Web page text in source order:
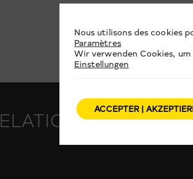
Nous utilisons des cookies
Paramètres
Wir verwenden Cookies,
Einstellungen
ACCEPTER |